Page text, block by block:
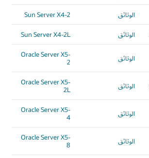
الوثائق Sun Server X4-2
الوثائق Sun Server X4-2L
الوثائق
Oracle Server X5-
2
الوثائق
Oracle Server X5-
2L
الوثائق
Oracle Server X5-
4
الوثائق
Oracle Server X5-
8